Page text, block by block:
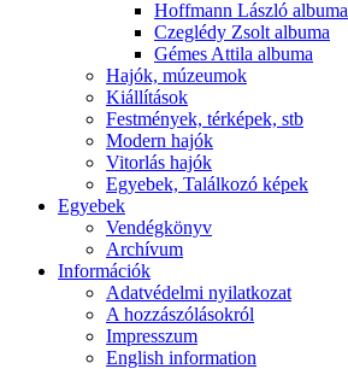
Hoffmann László albuma
Czeglédy Zsolt albuma
Gémes Attila albuma
Hajók, múzeumok
Kiállítások
Festmények, térképek, stb
Modern hajók
Vitorlás hajók
Egyebek, Találkozó képek
Egyebek
Vendégkönyv
Archívum
Információk
Adatvédelmi nyilatkozat
A hozzászólásokról
Impresszum
English information